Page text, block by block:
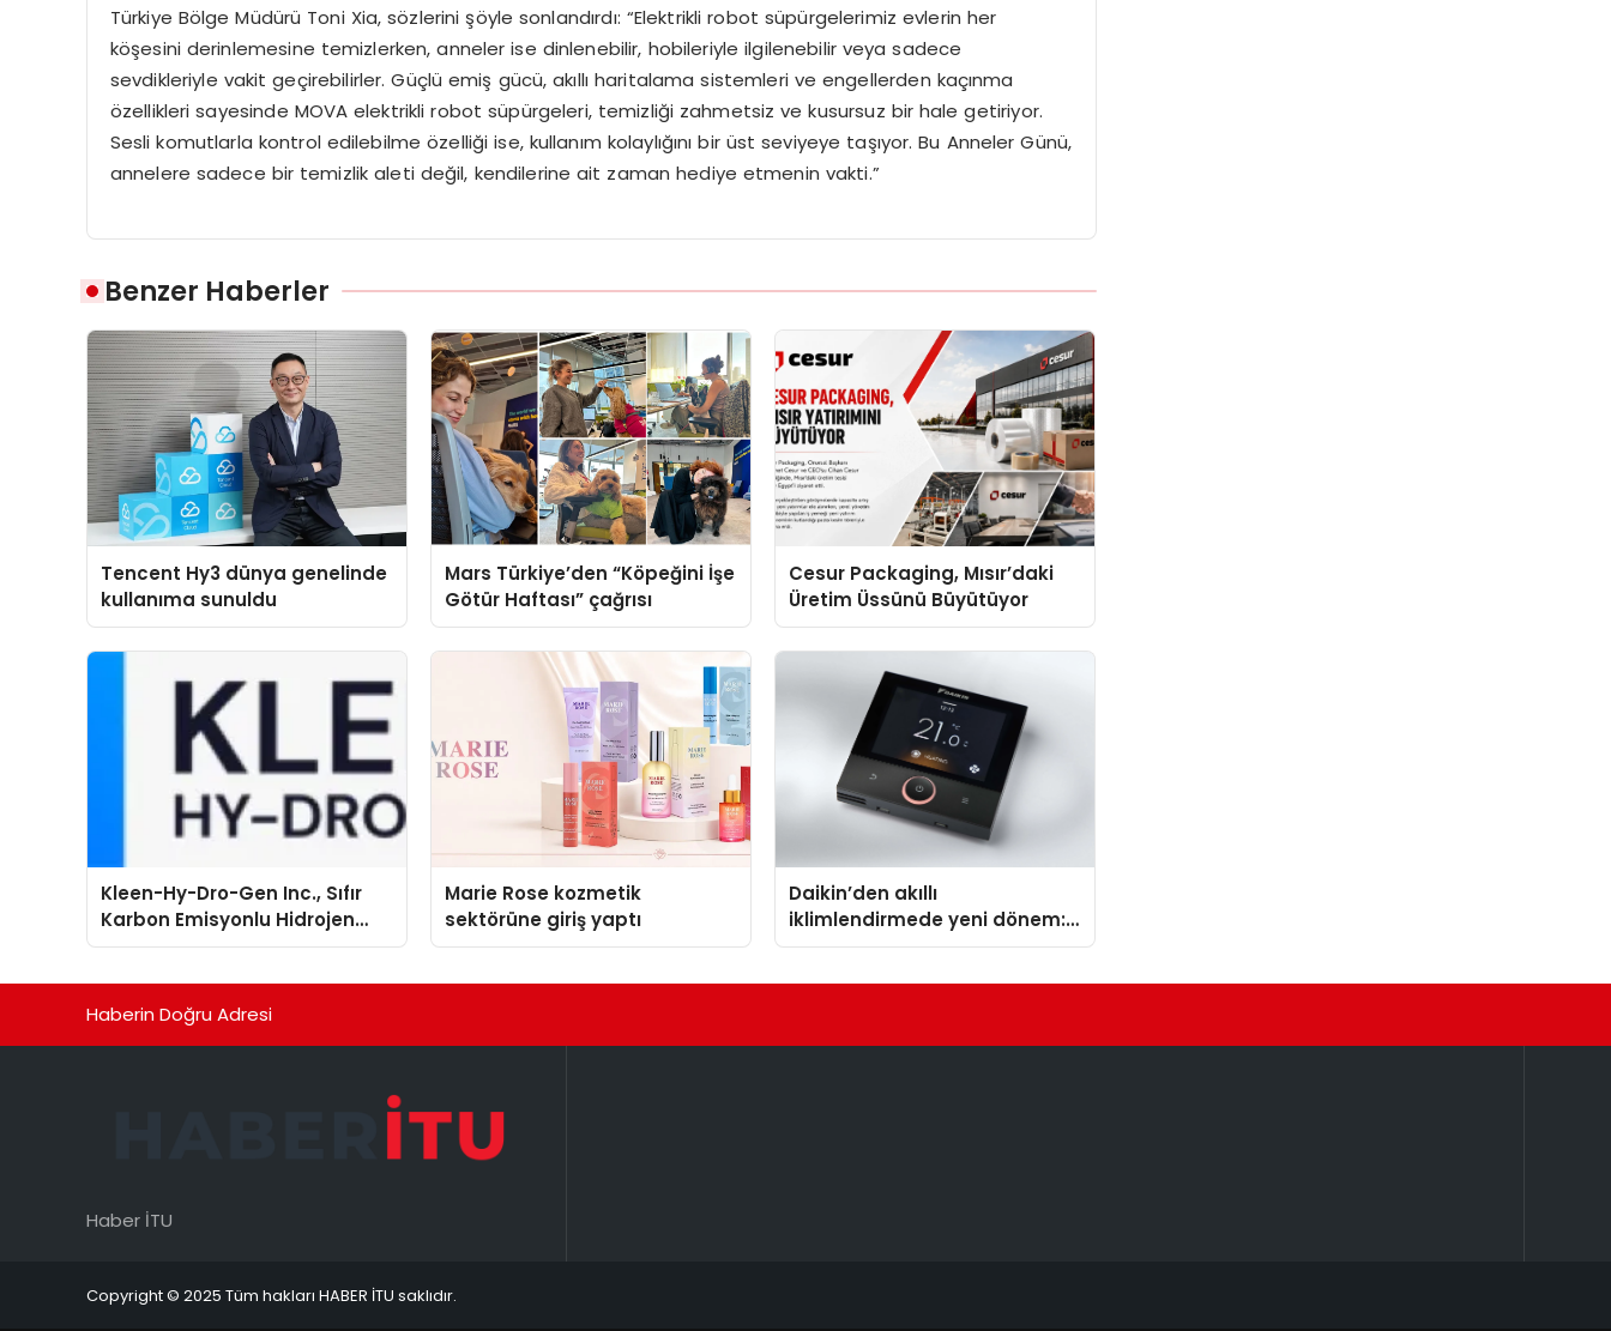
Türkiye Bölge Müdürü Toni Xia, sözlerini şöyle sonlandırdı: “Elektrikli robot süpürgelerimiz evlerin her
köşesini derinlemesine temizlerken, anneler ise dinlenebilir, hobileriyle ilgilenebilir veya sadece
sevdikleriyle vakit geçirebilirler. Güçlü emiş gücü, akıllı haritalama sistemleri ve engellerden kaçınma
özellikleri sayesinde MOVA elektrikli robot süpürgeleri, temizliği zahmetsiz ve kusursuz bir hale getiriyor.
Sesli komutlarla kontrol edilebilme özelliği ise, kullanım kolaylığını bir üst seviyeye taşıyor. Bu Anneler Günü,
annelere sadece bir temizlik aleti değil, kendilerine ait zaman hediye etmenin vakti.”
Benzer Haberler
Tencent Hy3 dünya genelinde
kullanıma sunuldu
Mars Türkiye’den “Köpeğini İşe
Götür Haftası” çağrısı
Cesur Packaging, Mısır’daki
Üretim Üssünü Büyütüyor
Kleen-Hy-Dro-Gen Inc., Sıfır
Karbon Emisyonlu Hidrojen
Isıtma Teknolojisinde ISO ve
Marie Rose kozmetik
sektörüne giriş yaptı
Daikin’den akıllı
iklimlendirmede yeni dönem:
Madoka Plus Türkiye’de
Haberin Doğru Adresi
Haber İTU
Copyright © 2025 Tüm hakları HABER İTU saklıdır.